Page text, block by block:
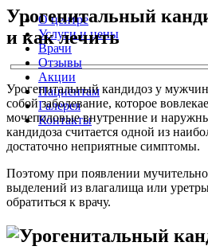
О центре
Услуги и цены
Врачи
Отзывы
Акции
Пациентам
Галерея
Контакты
Урогенитальный
и как лечить
Урогенитальный кандидоз у
собой заболевание, которое
мочеполовые внутренние и
кандидоза считается одной из
достаточно неприятные симптомы.
Поэтому при появлении
выделений из влагалища или
обратиться к врачу.